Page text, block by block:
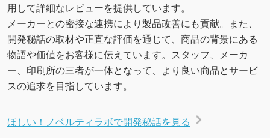
用して詳細なレビューを提供しています。
メーカーとの密接な連携により製品改善にも貢献。また、
開発秘話の取材や正直な評価を通じて、商品の背景にある
物語や価値をお客様に伝えています。スタッフ、メーカ
ー、印刷所の三者が一体となって、より良い商品とサービ
スの追求を目指しています。
ほしい！ノベルティラボで開発秘話を見る